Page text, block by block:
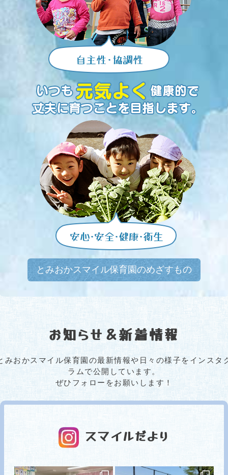
とみおかスマイル保育園のめざすもの
お知らせ＆新着情報
みおかスマイル保育園の最新情報や日々の様子をインスタ
ラムで公開しています。
ぜひフォローをお願いします！
スマイルだより